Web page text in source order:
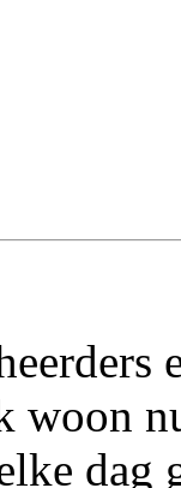
woon
dag